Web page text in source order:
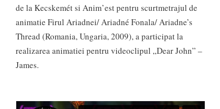
de la Kecskemét si Anim’est pentru scurtmetrajul de
animatie Firul Ariadnei/ Ariadné Fonala/ Ariadne’s
Thread (Romania, Ungaria, 2009), a participat la
realizarea animatiei pentru videoclipul „Dear John” –
James.